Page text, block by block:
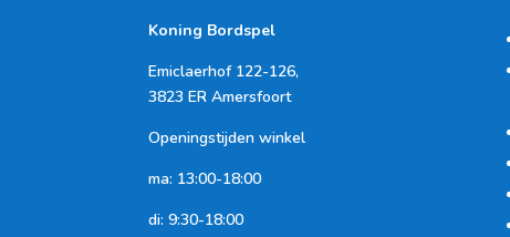
Koning Bordspel
Emiclaerhof 122-126,
3823 ER Amersfoort
Openingstijden winkel
ma: 13:00-18:00
di: 9:30-18:00